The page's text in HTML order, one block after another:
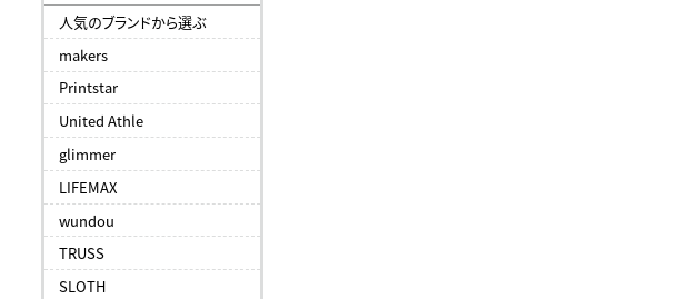
人気のブランドから選ぶ
makers
Printstar
United Athle
glimmer
LIFEMAX
wundou
TRUSS
SLOTH